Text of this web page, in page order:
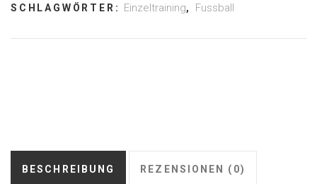
SCHLAGWÖRTER: Einzeltraining, Fussball
BESCHREIBUNG REZENSIONEN (0)